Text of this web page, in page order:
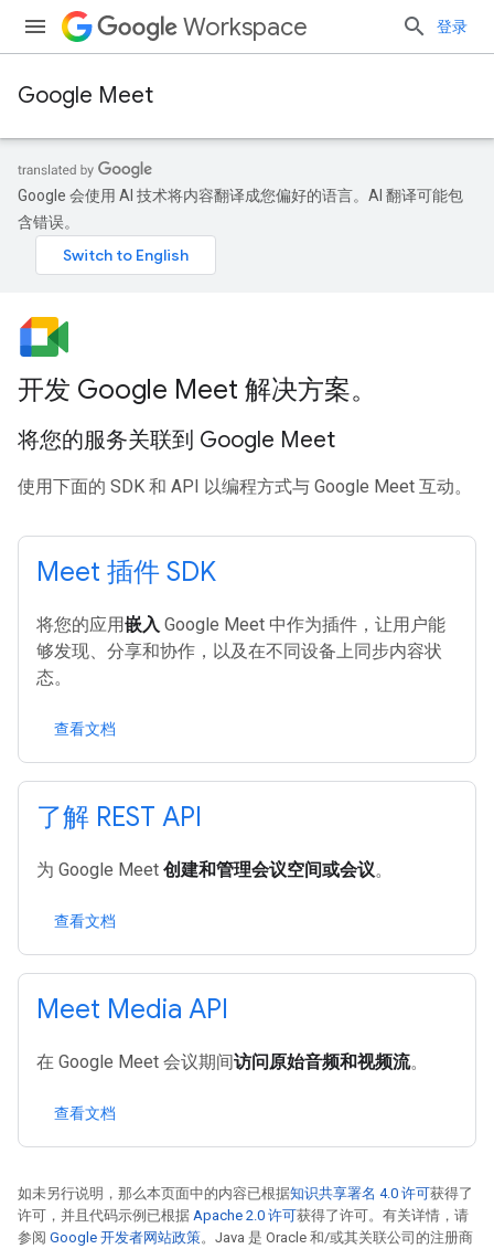
Workspace 登录
Google Meet
Google 会使用 AI 技术将内容翻译成您偏好的语言。AI 翻译可能包
含错误。
开发 Google Meet 解决方案。
将您的服务关联到 Google Meet
使用下面的 SDK 和 API 以编程方式与 Google Meet 互动。
Meet 插件 SDK
将您的应用嵌入 Google Meet 中作为插件，让用户能
够发现、分享和协作，以及在不同设备上同步内容状
态。
查看文档
了解 REST API
为 Google Meet 创建和管理会议空间或会议。
查看文档
Meet Media API
在 Google Meet 会议期间访问原始音频和视频流。
查看文档
如未另行说明，那么本页面中的内容已根据知识共享署名 4.0 许可获得了
许可，并且代码示例已根据 Apache 2.0 许可获得了许可。有关详情，请
参阅 Google 开发者网站政策。Java 是 Oracle 和/或其关联公司的注册商